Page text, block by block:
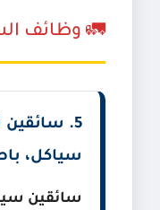
🚛 وظائف
5.
سياكل،
سائقين